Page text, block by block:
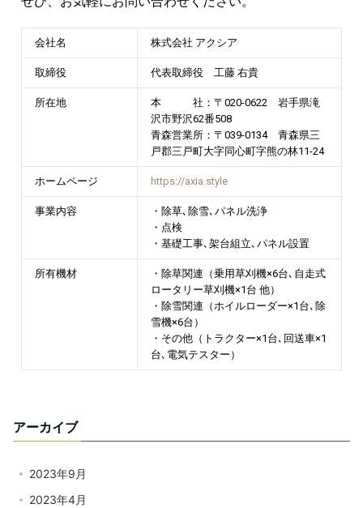
会社名 株式会社 アクシア
取締役 代表取締役 工藤 右貴
所在地
本 社：〒020-0622 岩手県滝
沢市野沢62番508
青森営業所：〒039-0134 青森県三
戸郡三戸町大字同心町字熊の林11-24
ホームページ https://axia.style
事業内容
・除草､除雪､パネル洗浄
・点検
・基礎工事､架台組立､パネル設置
所有機材
・除草関連（乗用草刈機×6台､自走式
ロータリー草刈機×1台 他）
・除雪関連（ホイルローダー×1台､除
雪機×6台）
・その他（トラクター×1台､回送車×1
台､電気テスター）
アーカイブ
2023年9月
2023年4月